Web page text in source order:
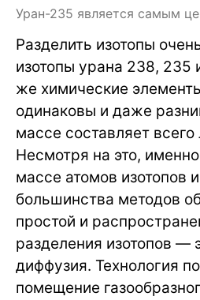
Уран-235 является самым
Разделить изотопы
изотопы урана 238, 235
же химические
одинаковы и даже
массе составляет
Несмотря на это,
массе атомов изотопов
большинства методов
простой и
разделения изотопов —
диффузия. Технология
помещение